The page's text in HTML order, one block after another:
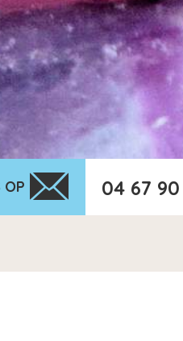
04 67
OP